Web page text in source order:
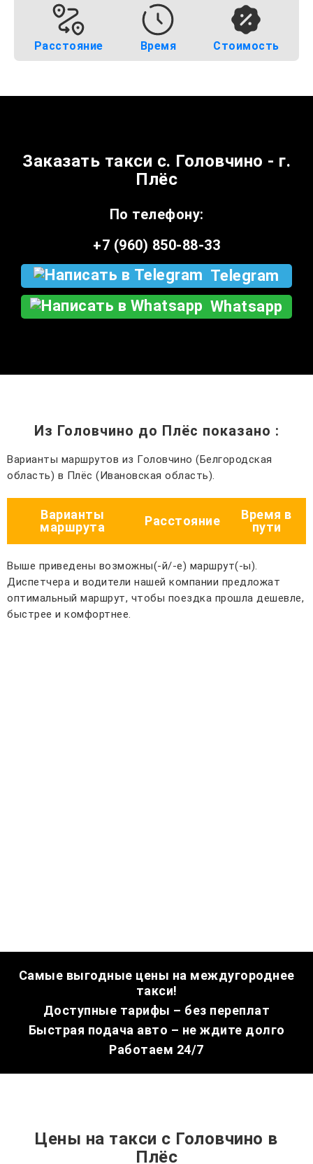
Расстояние Время Стоимость
Заказать такси с. Головчино - г.
Плёс
По телефону:
+7 (960) 850-88-33
Telegram
Whatsapp
Из Головчино до Плёс показано :
Варианты маршрутов из Головчино (Белгородская
область) в Плёс (Ивановская область).
Варианты
маршрута
Расстояние
Время в
пути
Выше приведены возможны(-й/-е) маршрут(-ы).
Диспетчера и водители нашей компании предложат
оптимальный маршрут, чтобы поездка прошла дешевле,
быстрее и комфортнее.
Самые выгодные цены на междугороднее
такси!
Доступные тарифы – без переплат
Быстрая подача авто – не ждите долго
Работаем 24/7
Цены на такси с Головчино в
Плёс